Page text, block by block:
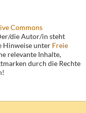
Commons
die Autor/in steht
Hinweise unter Freie
relevante Inhalte,
durch die Rechte